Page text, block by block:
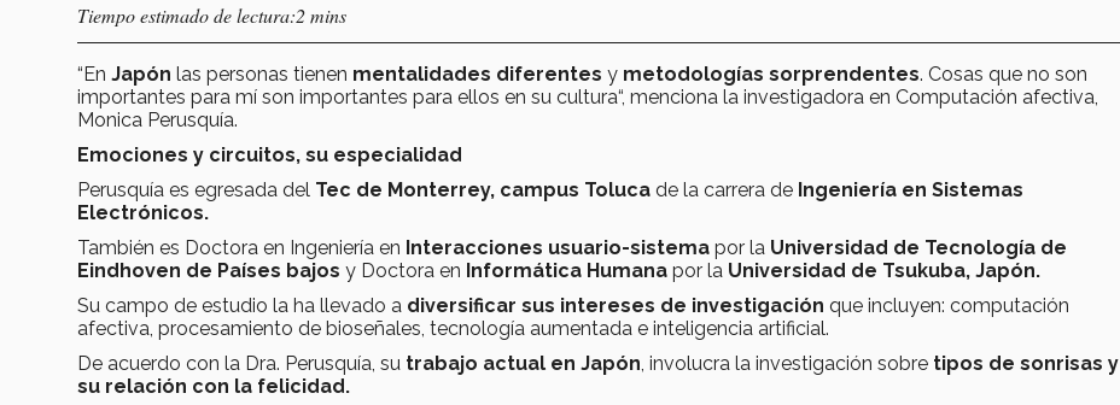
Tiempo estimado de lectura:2 mins
“En Japón las personas tienen mentalidades diferentes y metodologías sorprendentes. Cosas que no son
importantes para mí son importantes para ellos en su cultura“, menciona la investigadora en Computación afectiva,
Monica Perusquía.
Emociones y circuitos, su especialidad
Perusquía es egresada del Tec de Monterrey, campus Toluca de la carrera de Ingeniería en Sistemas
Electrónicos.
También es Doctora en Ingeniería en Interacciones usuario-sistema por la Universidad de Tecnología de
Eindhoven de Países bajos y Doctora en Informática Humana por la Universidad de Tsukuba, Japón.
Su campo de estudio la ha llevado a diversificar sus intereses de investigación que incluyen: computación
afectiva, procesamiento de bioseñales, tecnología aumentada e inteligencia artificial.
De acuerdo con la Dra. Perusquía, su trabajo actual en Japón , involucra la investigación sobre tipos de sonrisas y
su relación con la felicidad.